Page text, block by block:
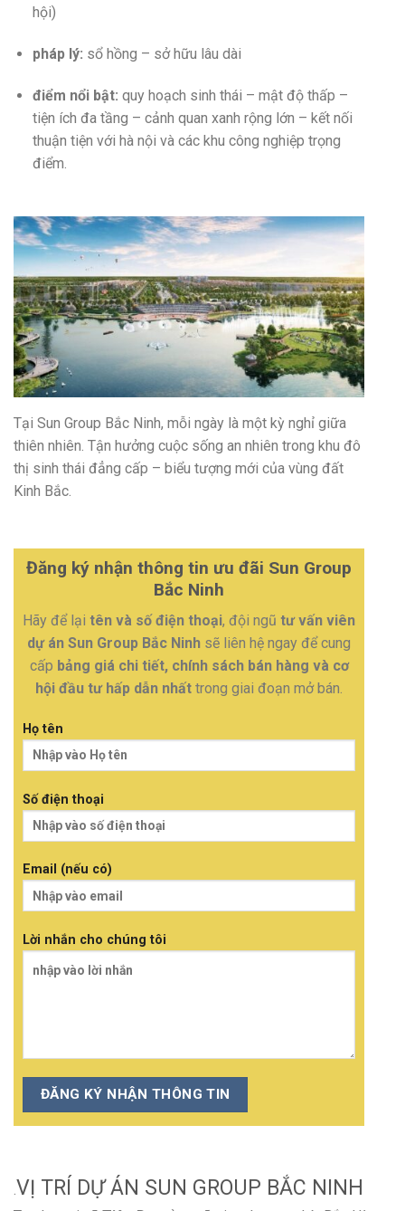
hội)
pháp lý: sổ hồng – sở hữu lâu dài
điểm nổi bật: quy hoạch sinh thái – mật độ thấp –
tiện ích đa tầng – cảnh quan xanh rộng lớn – kết nối
thuận tiện với hà nội và các khu công nghiệp trọng
điểm.
Tại Sun Group Bắc Ninh, mỗi ngày là một kỳ nghỉ giữa
thiên nhiên. Tận hưởng cuộc sống an nhiên trong khu đô
thị sinh thái đẳng cấp – biểu tượng mới của vùng đất
Kinh Bắc.
Đăng ký nhận thông tin ưu đãi Sun Group
Bắc Ninh
Hãy để lại tên và số điện thoại, đội ngũ tư vấn viên
dự án Sun Group Bắc Ninh sẽ liên hệ ngay để cung
cấp bảng giá chi tiết, chính sách bán hàng và cơ
hội đầu tư hấp dẫn nhất trong giai đoạn mở bán.
Họ tên
Số điện thoại
Email (nếu có)
Lời nhắn cho chúng tôi
.VỊ TRÍ DỰ ÁN SUN GROUP BẮC NINH